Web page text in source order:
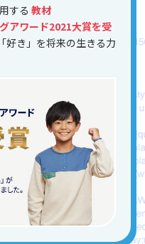
する 教材
アワード2021大賞を受
好き」を将来の生きる力